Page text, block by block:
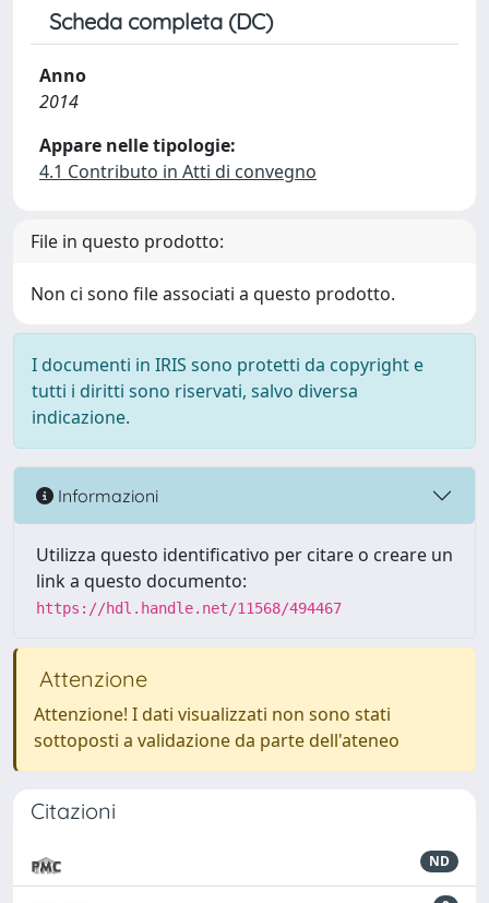
Scheda completa (DC)
Anno
2014
Appare nelle tipologie:
4.1 Contributo in Atti di convegno
File in questo prodotto:
Non ci sono file associati a questo prodotto.
I documenti in IRIS sono protetti da copyright e
tutti i diritti sono riservati, salvo diversa
indicazione.
Informazioni
Utilizza questo identificativo per citare o creare un
link a questo documento:
https://hdl.handle.net/11568/494467
Attenzione
Attenzione! I dati visualizzati non sono stati
sottoposti a validazione da parte dell'ateneo
Citazioni
ND